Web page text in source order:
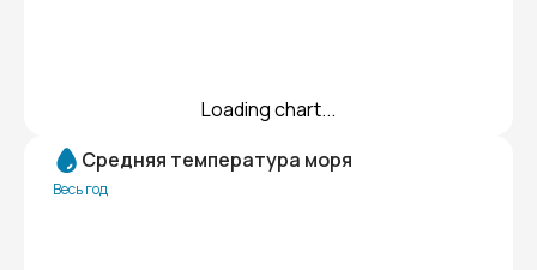
Loading chart...
Средняя температура моря
Весь год